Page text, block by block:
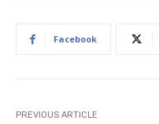
Facebook
PREVIOUS ARTICLE